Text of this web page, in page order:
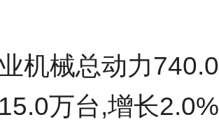
机械总动力
万台,增长